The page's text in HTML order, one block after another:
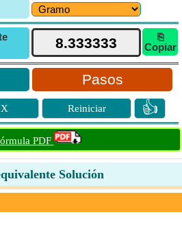
⎘
Copiar
Pasos
Reiniciar 👍
PDF
Solución